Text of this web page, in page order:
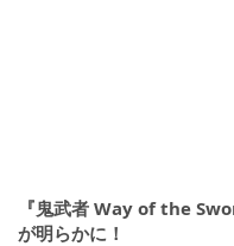
『鬼武者 Way of the
が明らかに！